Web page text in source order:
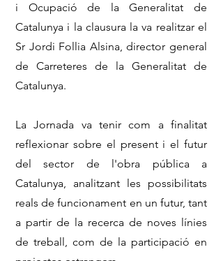
i Ocupació de la Generalitat de
Catalunya i la clausura la va realitzar el
Sr Jordi Follia Alsina, director general
de Carreteres de la Generalitat de
Catalunya.
La Jornada va tenir com a finalitat
reflexionar sobre el present i el futur
del sector de l'obra pública a
Catalunya, analitzant les possibilitats
reals de funcionament en un futur, tant
a partir de la recerca de noves línies
de treball, com de la participació en